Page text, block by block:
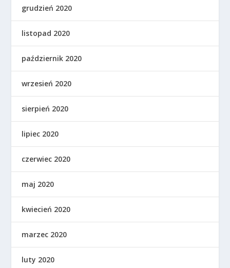
grudzień 2020
listopad 2020
październik 2020
wrzesień 2020
sierpień 2020
lipiec 2020
czerwiec 2020
maj 2020
kwiecień 2020
marzec 2020
luty 2020